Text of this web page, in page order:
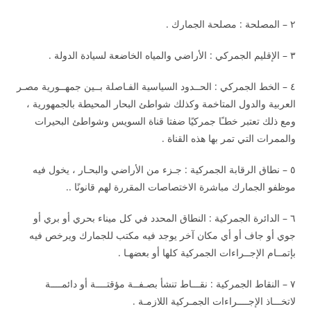
٢ – المصلحة : مصلحة الجمارك .
٣ – الإقليم الجمركي : الأراضي والمياه الخاضعة لسيادة الدولة .
٤ – الخط الجمركي : الحــدود السياسية الفـاصلة بــين جمهــورية مصـر
العربية والدول المتاخمة وكذلك شواطئ البحار المحيطة بالجمهورية ،
ومع ذلك تعتبر خطـًا جمركيًا ضفتا قناة السويس وشواطئ البحيرات
والممرات التي تمر بها هذه القناة .
٥ – نطاق الرقابة الجمركية : جـزء من الأراضي والبحـار ، يخول فيه
موظفو الجمارك مباشرة الاختصاصات المقررة لهم قانونًا ..
٦ – الدائرة الجمركية : النطاق المحدد في كل ميناء بحري أو بري أو
جوي أو جاف أو أي مكان آخر يوجد فيه مكتب للجمارك ويرخص فيه
بإتمــام الإجــراءات الجمركية كلها أو بعضهـا .
٧ – النقاط الجمركية : نقـــاط تنشأ بصـفــة مؤقتــــة أو دائمــــة
لاتخـــاذ الإجــــراءات الجمـركية اللازمـة .